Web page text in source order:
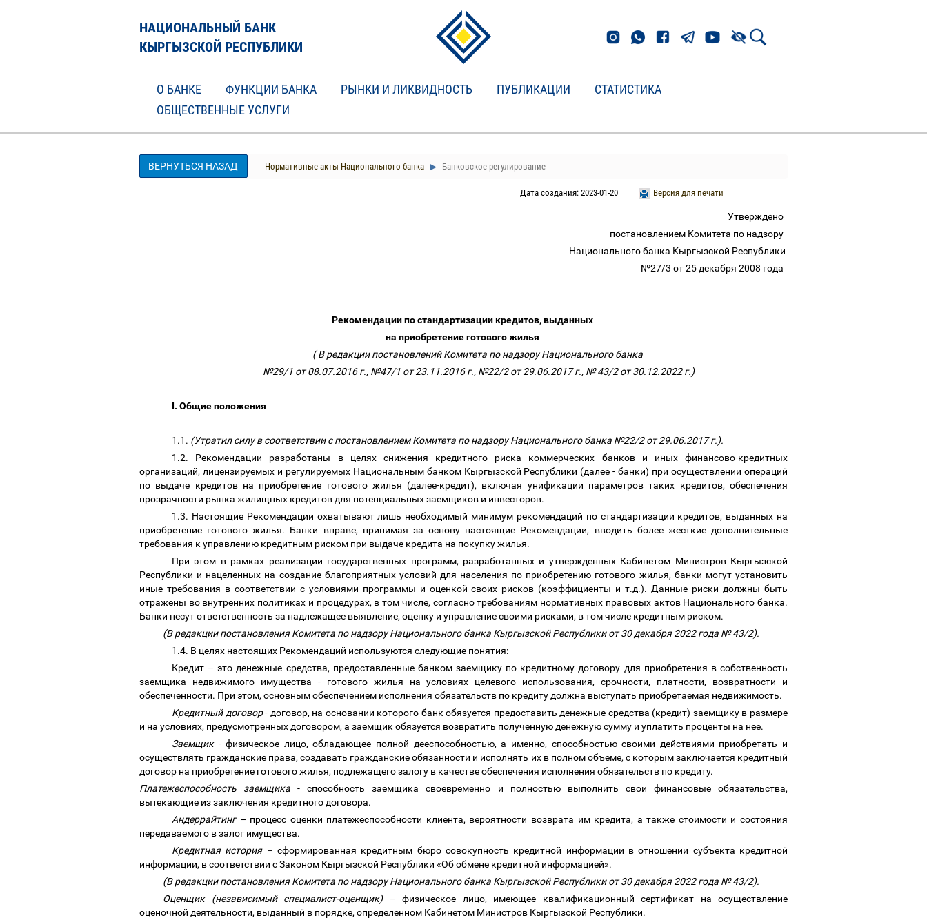
НАЦИОНАЛЬНЫЙ БАНК
КЫРГЫЗСКОЙ РЕСПУБЛИКИ
О БАНКЕ ФУНКЦИИ БАНКА РЫНКИ И ЛИКВИДНОСТЬ ПУБЛИКАЦИИ
СТАТИСТИКА
ОБЩЕСТВЕННЫЕ УСЛУГИ
ВЕРНУТЬСЯ НАЗАД Нормативные акты Национального банка Банковское регулирование
Версия для печати
Дата создания: 2023-01-20
Утверждено
постановлением Комитета по надзору
Национального банка Кыргызской Республики
№27/3 от 25 декабря 2008 года
Рекомендации по стандартизациикредитов, выданных
на приобретение готового жилья
( В редакции постановлений Комитета по надзору Национального банка
№29/1 от 08.07.2016 г., №47/1 от 23.11.2016 г., №22/2 от 29.06.2017 г., № 43/2 от 30.12.2022 г.)
I. Общие положения
1.1. (Утратил силу в соответствии с постановлением Комитета по надзору Национального банка №22/2 от 29.06.2017 г.).
1.2. Рекомендации разработаны в целях снижения кредитного риска коммерческих банков и иных финансово-кредитных
организаций, лицензируемых и регулируемых Национальным банком Кыргызской Республики (далее - банки) при осуществлении операций
по выдаче кредитовна приобретение готового жилья (далее-кредит), включая унификации параметров таких кредитов, обеспечения
прозрачности рынка жилищных кредитов для потенциальных заемщиков и инвесторов.
1.3. Настоящие Рекомендации охватывают лишь необходимый минимум рекомендаций по стандартизации кредитов, выданных на
приобретение готового жилья. Банки вправе, принимая за основу настоящие Рекомендации, вводить более жесткие дополнительные
требования к управлению кредитным риском при выдаче кредита на покупку жилья.
При этом в рамках реализации государственных программ, разработанных и утвержденных Кабинетом Министров Кыргызской
Республики и нацеленных на создание благоприятных условий для населения по приобретению готового жилья, банки могут установить
иные требования в соответствии с условиями программы и оценкой своих рисков (коэффициенты и т.д.). Данные риски должны быть
отражены во внутренних политиках и процедурах, в том числе, согласно требованиям нормативных правовых актов Национального банка.
Банки несут ответственность за надлежащее выявление, оценку и управление своими рисками, в том числе кредитным риском.
(В редакции постановления Комитета по надзору Национального банка Кыргызской Республики от 30 декабря 2022 года № 43/2).
1.4. В целях настоящих Рекомендаций используются следующие понятия:
Кредит – это денежные средства, предоставленные банком заемщику по кредитному договору для приобретения в собственность
заемщика недвижимого имущества - готового жилья на условиях целевого использования, срочности, платности, возвратности и
обеспеченности. При этом, основным обеспечением исполнения обязательств по кредиту должна выступать приобретаемая недвижимость.
Кредитный договор- договор, на основании которого банк обязуется предоставить денежные средства (кредит) заемщику в размере
и на условиях, предусмотренных договором, а заемщик обязуется возвратить полученную денежную сумму и уплатить проценты на нее.
Заемщик- физическое лицо, обладающее полной дееспособностью, а именно, способностью своими действиями приобретать и
осуществлять гражданские права, создавать гражданские обязанности и исполнять их в полном объеме, с которым заключается кредитный
договор на приобретение готового жилья, подлежащего залогу в качестве обеспечения исполнения обязательств по кредиту.
Платежеспособность
заемщика - способность заемщика своевременно и полностью выполнить свои финансовые обязательства,
вытекающие из заключения кредитного договора.
Андеррайтинг – процесс оценки платежеспособности клиента, вероятности возврата им кредита, а также стоимости и состояния
передаваемого в залог имущества.
Кредитная история – сформированная кредитным бюро совокупность кредитной информации в отношении субъекта кредитной
информации, в соответствии с Законом Кыргызской Республики «Об обмене кредитной информацией».
(В редакции постановления Комитета по надзору Национального банка Кыргызской Республики от 30 декабря 2022 года № 43/2).
Оценщик (независимый специалист-оценщик)
–
физическое лицо, имеющее квалификационный сертификат на осуществление
оценочной деятельности, выданный в порядке, определенном Кабинетом Министров Кыргызской Республики.